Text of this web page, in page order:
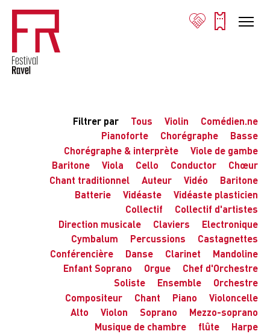
Filtrer par Tous Violin
Comédien.ne
Pianoforte
Chorégraphe
Basse
Chorégraphe & interprète
Viole de gambe
Baritone
Viola Cello Conductor
Chœur
Chant traditionnel
Auteur Vidéo
Baritone
Batterie
Vidéaste
Vidéaste plasticien
Collectif
Collectif d'artistes
Direction musicale
Claviers
Electronique
Cymbalum
Percussions
Castagnettes
Conférencière
Danse Clarinet
Mandoline
Enfant Soprano
Orgue
Chef d'Orchestre
Soliste
Ensemble
Orchestre
Compositeur
Chant Piano
Violoncelle
Alto
Violon Soprano
Mezzo-soprano
Musique de chambre
flûte
Harpe